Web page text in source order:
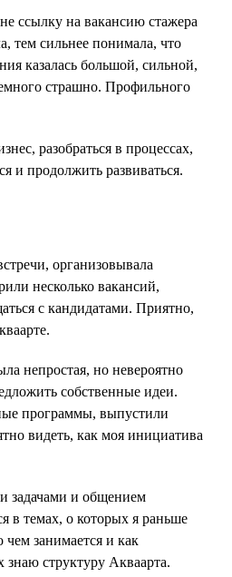
ссылку на вакансию стажера
тем сильнее понимала, что
казалась большой, сильной,
страшно. Профильного
разобраться в процессах,
и продолжить развиваться.
организовывала
несколько вакансий,
с кандидатами. Приятно,
непростая, но невероятно
собственные идеи.
программы, выпустили
видеть, как моя инициатива
задачами и общением
в темах, о которых я раньше
занимается и как
знаю структуру Акваарта.